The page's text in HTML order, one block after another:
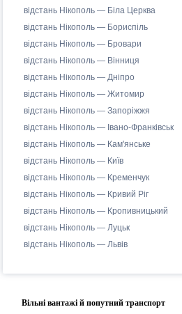
відстань Нікополь — Біла Церква
відстань Нікополь — Бориспіль
відстань Нікополь — Бровари
відстань Нікополь — Вінниця
відстань Нікополь — Дніпро
відстань Нікополь — Житомир
відстань Нікополь — Запоріжжя
відстань Нікополь — Івано-Франківськ
відстань Нікополь — Кам'янське
відстань Нікополь — Київ
відстань Нікополь — Кременчук
відстань Нікополь — Кривий Ріг
відстань Нікополь — Кропивницький
відстань Нікополь — Луцьк
відстань Нікополь — Львів
Вільні вантажі й попутний транспорт